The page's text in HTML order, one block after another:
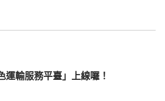
輸服務平臺」上線囉！